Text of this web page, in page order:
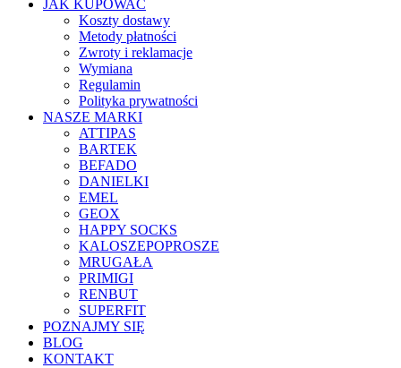
JAK KUPOWAĆ
Koszty dostawy
Metody płatności
Zwroty i reklamacje
Wymiana
Regulamin
Polityka prywatności
NASZE MARKI
ATTIPAS
BARTEK
BEFADO
DANIELKI
EMEL
GEOX
HAPPY SOCKS
KALOSZEPOPROSZE
MRUGAŁA
PRIMIGI
RENBUT
SUPERFIT
POZNAJMY SIĘ
BLOG
KONTAKT